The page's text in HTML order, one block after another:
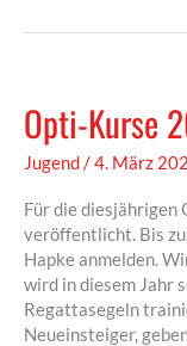
Opti-Kurse
Jugend/4. März
Für die diesjährigen
veröffentlicht. Bis
Hapke anmelden.
wird in diesem Jahr
Regattasegeln
Neueinsteiger,